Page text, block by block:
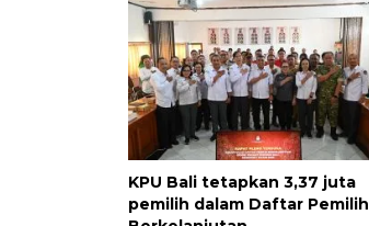
KPU Bali tetapkan 3,37 juta
pemilih dalam Daftar Pemilih